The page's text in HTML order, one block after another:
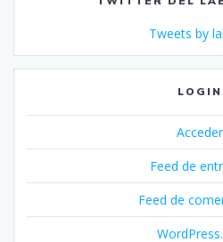
Tweets by
LOGIN
Acceder
Feed de
Feed de